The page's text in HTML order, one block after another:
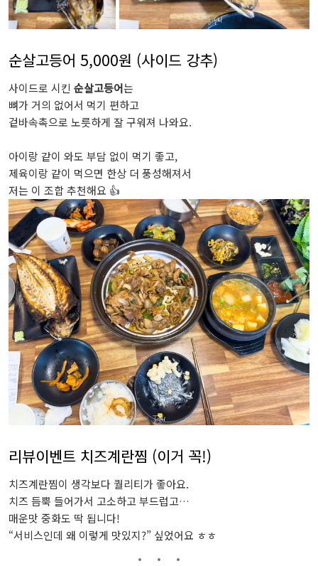
순살고등어 5,000원 (사이드 강추)
사이드로 시킨 순살고등어는
뼈가 거의 없어서 먹기 편하고
겉바속촉으로 노릇하게 잘 구워져 나와요.
아이랑 같이 와도 부담 없이 먹기 좋고,
제육이랑 같이 먹으면 한상 더 풍성해져서
저는 이 조합 추천해요 👍
리뷰이벤트 치즈계란찜 (이거 꼭!)
치즈계란찜이 생각보다 퀄리티가 좋아요.
치즈 듬뿍 들어가서 고소하고 부드럽고…
매운맛 중화도 딱 됩니다!
“서비스인데 왜 이렇게 맛있지?” 싶었어요 ㅎㅎ